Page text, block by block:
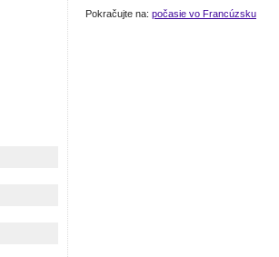
Pokračujte na: počasie vo Francúzsku